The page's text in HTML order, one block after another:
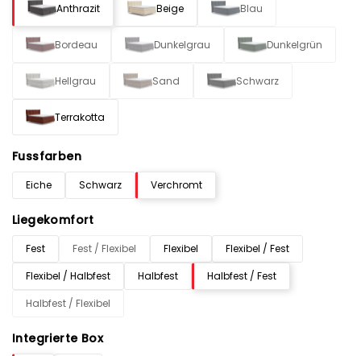
Anthrazit Beige Blau
Bordeau Dunkelgrau Dunkelgrün
Hellgrau Sand Schwarz
Terrakotta
Fussfarben
Eiche Schwarz Verchromt
Liegekomfort
Fest Fest / Flexibel Flexibel
Flexibel / Fest
Flexibel / Halbfest
Halbfest
Halbfest / Fest
Halbfest / Flexibel
Integrierte Box